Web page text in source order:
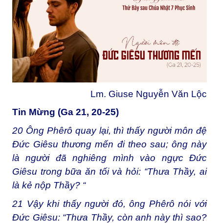
Lm. Giuse Nguyễn Văn Lộc
Tin Mừng (Ga 21, 20-25)
20 Ông Phêrô quay lại, thì thấy người môn đệ
Đức Giêsu thương mến đi theo sau; ông này
là người đã nghiêng mình vào ngực Đức
Giêsu trong bữa ăn tối và hỏi: “Thưa Thầy, ai
là kẻ nộp Thầy? “
21 Vậy khi thấy người đó, ông Phêrô nói với
Đức Giêsu: “Thưa Thầy, còn anh này thì sao?